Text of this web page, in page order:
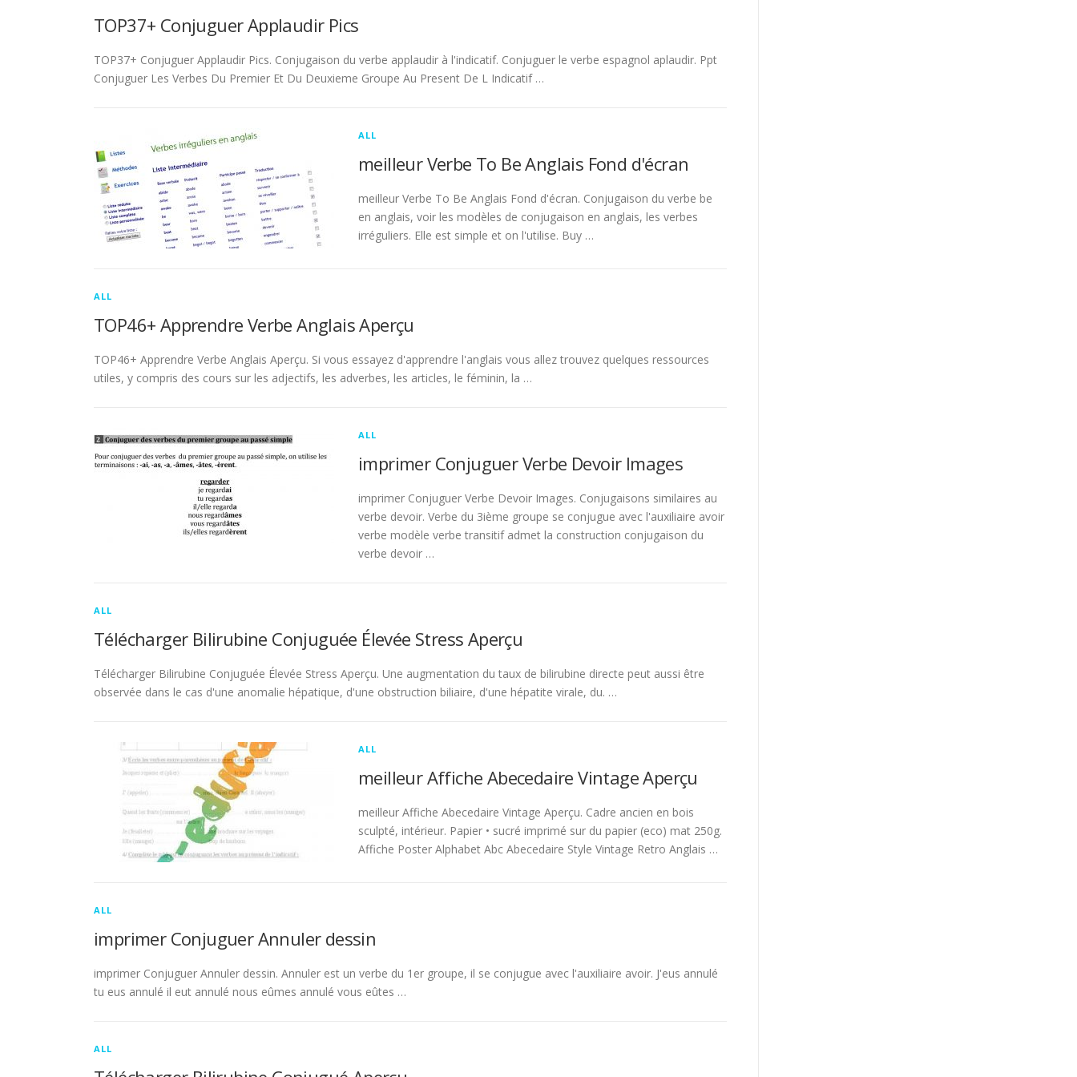
TOP37+ Conjuguer Applaudir Pics
TOP37+ Conjuguer Applaudir Pics. Conjugaison du verbe applaudir à l'indicatif. Conjuguer le verbe espagnol aplaudir. Ppt
Conjuguer Les Verbes Du Premier Et Du Deuxieme Groupe Au Present De L Indicatif …
ALL
meilleur Verbe To Be Anglais Fond d'écran
meilleur Verbe To Be Anglais Fond d'écran. Conjugaison du verbe be
en anglais, voir les modèles de conjugaison en anglais, les verbes
irréguliers. Elle est simple et on l'utilise. Buy …
ALL
TOP46+ Apprendre Verbe Anglais Aperçu
TOP46+ Apprendre Verbe Anglais Aperçu. Si vous essayez d'apprendre l'anglais vous allez trouvez quelques ressources
utiles, y compris des cours sur les adjectifs, les adverbes, les articles, le féminin, la …
ALL
imprimer Conjuguer Verbe Devoir Images
imprimer Conjuguer Verbe Devoir Images. Conjugaisons similaires au
verbe devoir. Verbe du 3ième groupe se conjugue avec l'auxiliaire avoir
verbe modèle verbe transitif admet la construction conjugaison du
verbe devoir …
ALL
Télécharger Bilirubine Conjuguée Élevée Stress Aperçu
Télécharger Bilirubine Conjuguée Élevée Stress Aperçu. Une augmentation du taux de bilirubine directe peut aussi être
observée dans le cas d'une anomalie hépatique, d'une obstruction biliaire, d'une hépatite virale, du. …
ALL
meilleur Affiche Abecedaire Vintage Aperçu
meilleur Affiche Abecedaire Vintage Aperçu. Cadre ancien en bois
sculpté, intérieur. Papier • sucré imprimé sur du papier (eco) mat 250g.
Affiche Poster Alphabet Abc Abecedaire Style Vintage Retro Anglais …
ALL
imprimer Conjuguer Annuler dessin
imprimer Conjuguer Annuler dessin. Annuler est un verbe du 1er groupe, il se conjugue avec l'auxiliaire avoir. J'eus annulé
tu eus annulé il eut annulé nous eûmes annulé vous eûtes …
ALL